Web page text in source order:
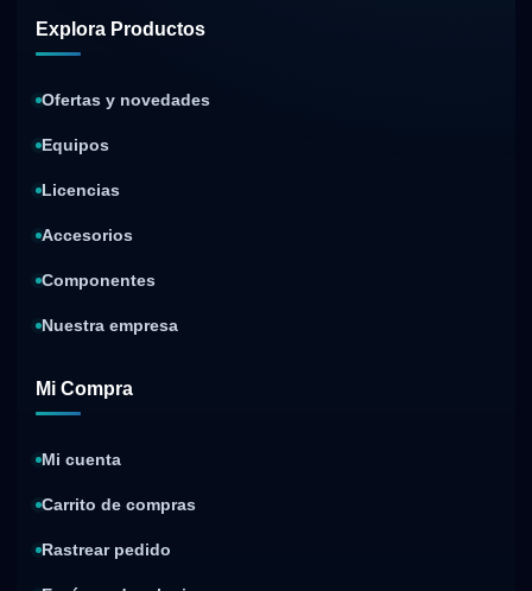
Explora Productos
Ofertas y novedades
Equipos
Licencias
Accesorios
Componentes
Nuestra empresa
Mi Compra
Mi cuenta
Carrito de compras
Rastrear pedido